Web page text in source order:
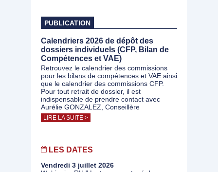
PUBLICATION
Calendriers 2026 de dépôt des
dossiers individuels (CFP, Bilan de
Compétences et VAE)
Retrouvez le calendrier des commissions
pour les bilans de compétences et VAE ainsi
que le calendrier des commissions CFP.
Pour tout retrait de dossier, il est
indispensable de prendre contact avec
Aurélie GONZALEZ, Conseillère
LIRE LA SUITE >
LES DATES
Vendredi 3 juillet 2026